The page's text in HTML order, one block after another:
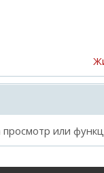
просмотр или